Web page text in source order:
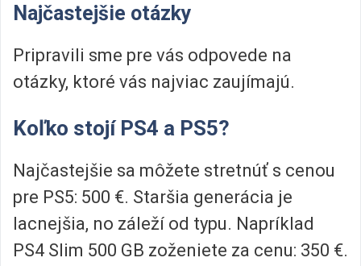
Najčastejšie otázky
Pripravili sme pre vás odpovede na
otázky, ktoré vás najviac zaujímajú.
Koľko stojí PS4 a PS5?
Najčastejšie sa môžete stretnúť s cenou
pre PS5: 500 €. Staršia generácia je
lacnejšia, no záleží od typu. Napríklad
PS4 Slim 500 GB zoženiete za cenu: 350 €.